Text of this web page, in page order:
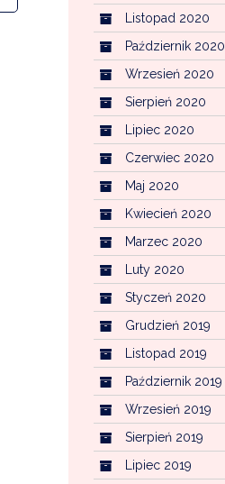
Listopad 2020
Październik 2020
Wrzesień 2020
Sierpień 2020
Lipiec 2020
Czerwiec 2020
Maj 2020
Kwiecień 2020
Marzec 2020
Luty 2020
Styczeń 2020
Grudzień 2019
Listopad 2019
Październik 2019
Wrzesień 2019
Sierpień 2019
Lipiec 2019